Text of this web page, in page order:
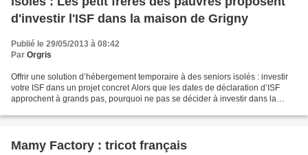
d'investir l'ISF dans la maison de Grigny
Publié le 29/05/2013 à 08:42
Par Orgris
Offrir une solution d’hébergement temporaire à des seniors isolés : investir
votre ISF dans un projet concret Alors que les dates de déclaration d’ISF
approchent à grands pas, pourquoi ne pas se décider à investir dans la
Mamy Factory : tricot français